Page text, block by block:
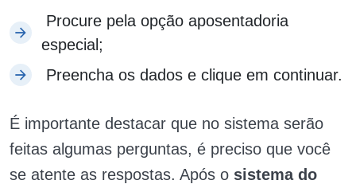
Procure pela opção aposentadoria
especial;
Preencha os dados e clique em continuar.
É importante destacar que no sistema serão
feitas algumas perguntas, é preciso que você
se atente as respostas. Após o sistema do